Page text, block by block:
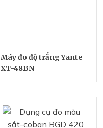
Máy đo độ trắng Yante
XT-48BN